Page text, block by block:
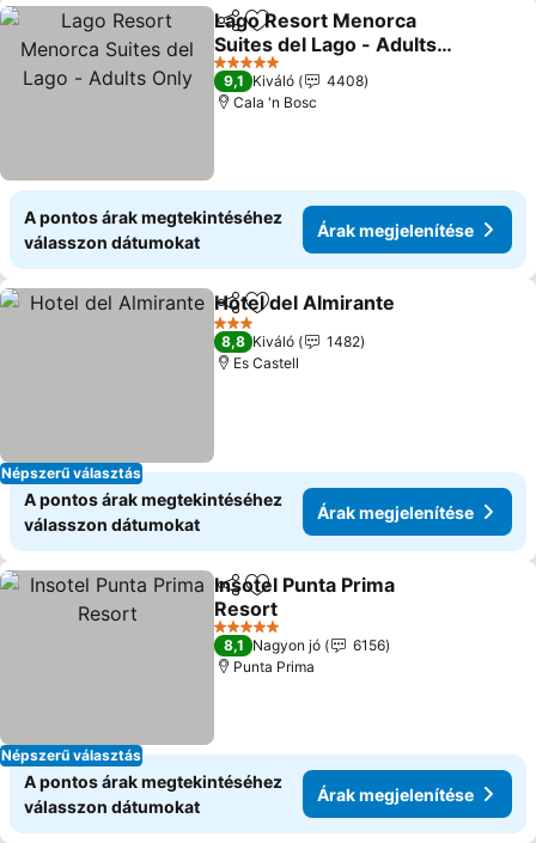
Megosztás
Hozzáadás a kedvencekhez
Lago Resort Menorca
Suites del Lago - Adults
Only
5 Kategória
9,1 Kiváló
4408
Cala 'n Bosc
A pontos árak megtekintéséhez
válasszon dátumokat
Árak megjelenítése
Népszerű választás
Megosztás
Hozzáadás a kedvencekhez
Hotel del Almirante
3 Kategória
8,8 Kiváló
1482
Es Castell
A pontos árak megtekintéséhez
válasszon dátumokat
Árak megjelenítése
Népszerű választás
Megosztás
Hozzáadás a kedvencekhez
Insotel Punta Prima
Resort
5 Kategória
8,1 Nagyon jó
6156
Punta Prima
A pontos árak megtekintéséhez
válasszon dátumokat
Árak megjelenítése